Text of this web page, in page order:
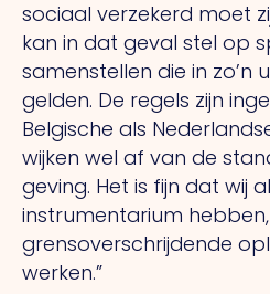
sociaal verzekerd moet
kan in dat geval stel op
samenstellen die in zo’n
gelden. De regels zijn
Belgische als
wijken wel af van de
geving. Het is fijn dat wij
instrumentarium
grens­overschrijdende
werken.”